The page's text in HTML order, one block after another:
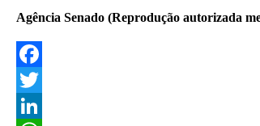
Agência Senado (Reprodução autorizada
F
aT